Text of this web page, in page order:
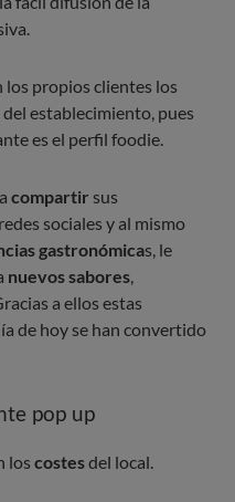
los propios clientes los
del establecimiento, pues
es el perfil foodie.
compartir sus
sociales y al mismo
gastronómicas, le
nuevos sabores,
a ellos estas
de hoy se han convertido
pop up
los costesdel local.